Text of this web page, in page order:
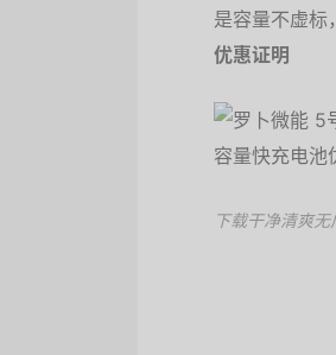
是容量不虚
优惠证明
下载干净清爽无